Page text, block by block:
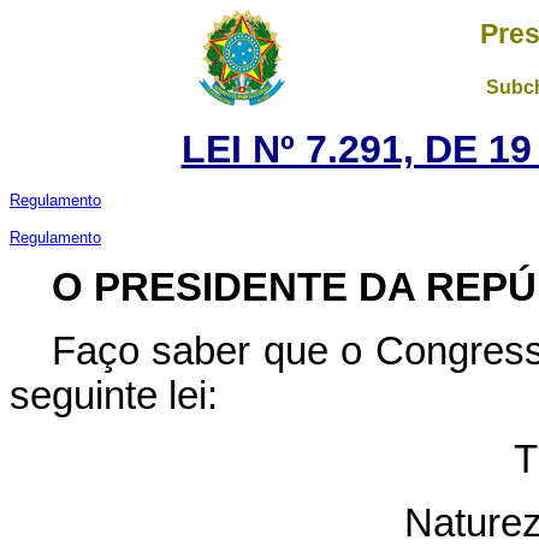
LEI Nº 7.291, DE
Regulamento
Regulamento
O PRESIDENTE DA
Faço saber que o
seguinte lei: